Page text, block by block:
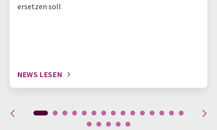
ersetzen soll
NEWS LESEN